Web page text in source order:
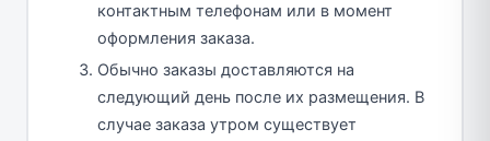
контактным телефонам или в момент
оформления заказа.
Обычно заказы доставляются на
следующий день после их размещения. В
случае заказа утром существует